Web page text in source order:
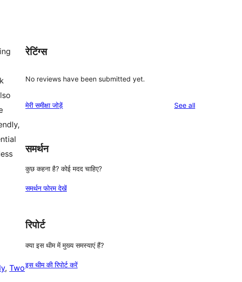
, Two
रेटिंग्स
No reviews have been submitted yet.
मेरी समीक्षा जोड़ें See allreviews
समर्थन
कुछ कहना है? कोई मदद चाहिए?
समर्थन फोरम देखें
रिपोर्ट
क्या इस थीम में मुख्य समस्याएं हैं?
इस थीम की रिपोर्ट करें